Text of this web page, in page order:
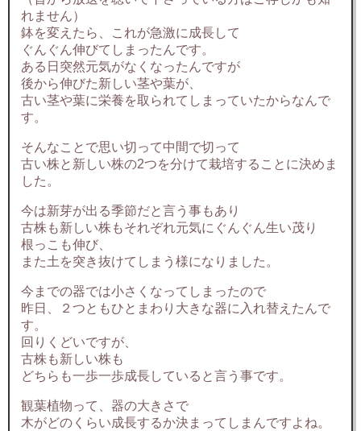
れません）
鉢を変えたら、これが急激に成長して
ぐんぐん伸びてしまったんです。
ある日突然元気がなくなったんですが
後から伸びた新しい茎や葉が、
古い茎や葉に栄養を取られてしまっていたからなんで
す。
そんなことで思い切って中間で切って
古い株と新しい株の2つを分けて栽培することに決めま
した。
今は新芽が出る季節だと言う事もあり
古株も新しい株もそれぞれ元気にぐんぐん生い茂り
根っこも伸び、
また土を突き抜けてしまう様になりました。
今までの器では小さくなってしまったので
昨日、２つともひとまわり大きな器に入れ替えたんで
す。
回りくどいですが、
古株も新しい株も
どちらも一歩一歩成長していると言う事です。
観葉植物って、器の大きさで
木がどのくらい成長するか決まってしまんですよね。